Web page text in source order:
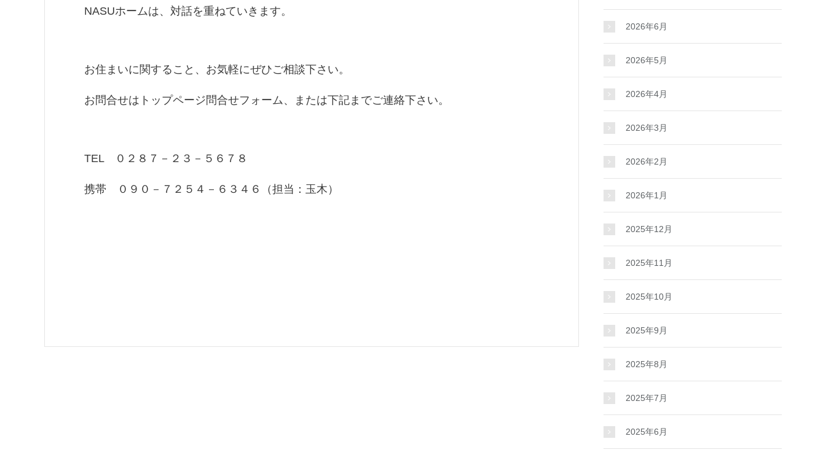
NASUホームは、対話を重ねていきます。
お住まいに関すること、お気軽にぜひご相談下さい。
お問合せはトップページ問合せフォーム、または下記までご連絡下さい。
TEL ０２８７－２３－５６７８
携帯 ０９０－７２５４－６３４６（担当：玉木）
2026年6月
2026年5月
2026年4月
2026年3月
2026年2月
2026年1月
2025年12月
2025年11月
2025年10月
2025年9月
2025年8月
2025年7月
2025年6月